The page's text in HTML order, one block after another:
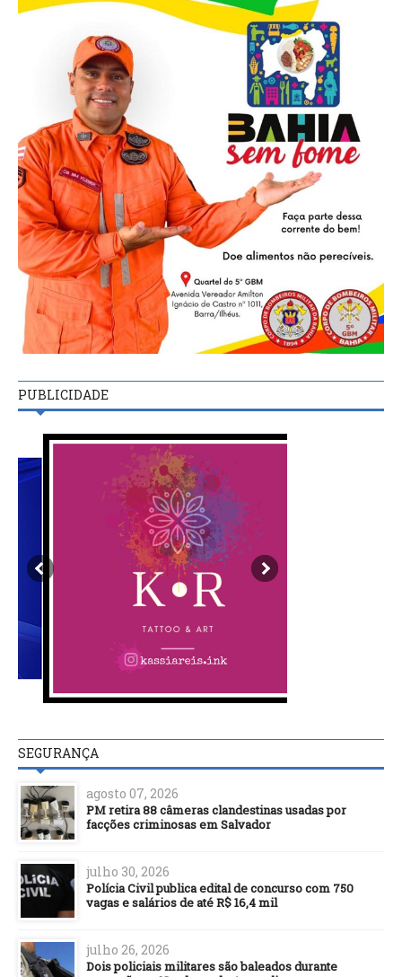
PUBLICIDADE
SEGURANÇA
agosto 07, 2026
PM retira 88 câmeras clandestinas usadas por
facções criminosas em Salvador
julho 30, 2026
Polícia Civil publica edital de concurso com 750
vagas e salários de até R$ 16,4 mil
julho 26, 2026
Dois policiais militares são baleados durante